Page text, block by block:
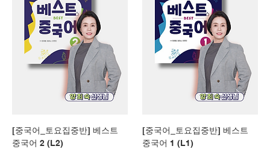
[중국어_토요집중반] 베스트
중국어 2 (L2)
[중국어_토요집중반] 베스트
중국어 1 (L1)